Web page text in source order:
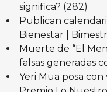
significa? (282)
Publican
Bienestar |
Muerte de “El
falsas generadas
Yeri Mua posa